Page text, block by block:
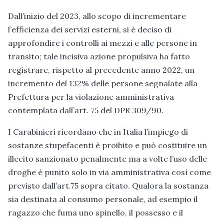
Dall’inizio del 2023, allo scopo di incrementare
l’efficienza dei servizi esterni, si è deciso di
approfondire i controlli ai mezzi e alle persone in
transito; tale incisiva azione propulsiva ha fatto
registrare, rispetto al precedente anno 2022, un
incremento del 132% delle persone segnalate alla
Prefettura per la violazione amministrativa
contemplata dall’art. 75 del DPR 309/90.
I Carabinieri ricordano che in Italia l’impiego di
sostanze stupefacenti è proibito e può costituire un
illecito sanzionato penalmente ma a volte l’uso delle
droghe è punito solo in via amministrativa così come
previsto dall’art.75 sopra citato. Qualora la sostanza
sia destinata al consumo personale, ad esempio il
ragazzo che fuma uno spinello, il possesso e il